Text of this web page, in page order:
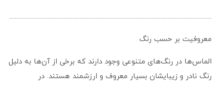
..........................................................................................................................................
معروفیت بر حسب رنگ
الماس‌ها در رنگ‌های متنوعی وجود دارند که برخی از آن‌ها به دلیل
رنگ نادر و زیبایشان بسیار معروف و ارزشمند هستند. در